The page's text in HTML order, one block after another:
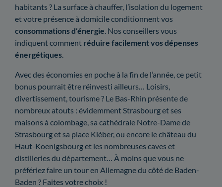
habitants ? La surface à chauffer, l’isolation du logement
et votre présence à domicile conditionnent vos
consommations d’énergie . Nos conseillers vous
indiquent comment réduire facilement vos dépenses
énergétiques
Avec des économies en poche à la fin de l’année, ce petit
bonus pourrait être réinvesti ailleurs… Loisirs,
divertissement, tourisme ? Le Bas-Rhin présente de
nombreux atouts : évidemment Strasbourg et ses
maisons à colombage, sa cathédrale Notre-Dame de
Strasbourg et sa place Kléber, ou encore le château du
Haut-Koenigsbourg et les nombreuses caves et
distilleries du département… À moins que vous ne
préfériez faire un tour en Allemagne du côté de Baden-
Baden ? Faites votre choix !